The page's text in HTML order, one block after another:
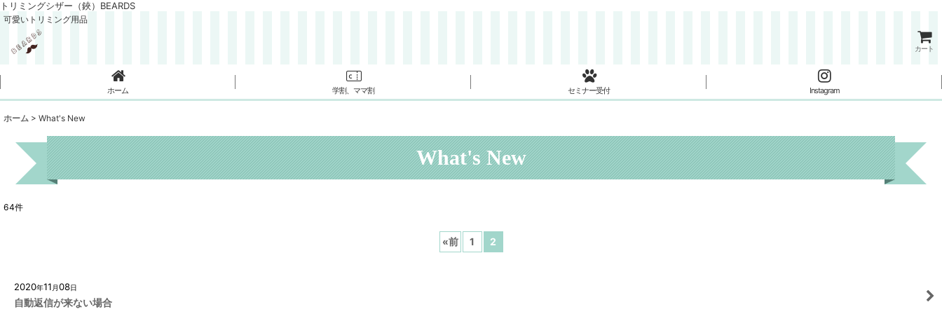
トリミングシザー（鋏）BEARDS
可愛いトリミング用品
カート
ホーム 学割、ママ割 セミナー受付 Instagram
ホーム > What's New
What's New
64件
«前 1 2
2020年11 月08日
自動返信が来ない場合